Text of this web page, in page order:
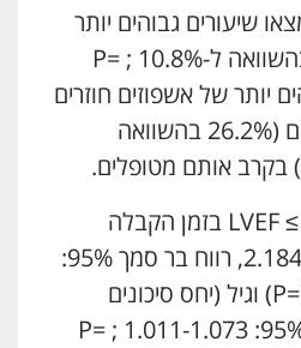
שיעורים גבוהים יותר
(25.2% בהשוואה ל-10.8% ; P=
יותר של אשפוזים חוזרים
בעקבות גורמים לבביים (26.2% בהשוואה
כמו כן, נמצא כי LVEF ≤ 35% בזמן הקבלה
לאשפוז (יחס סיכונים 2.184, רווח בר סמך 95%:
1.231-3.872; P=0.008) וגיל (יחס סיכונים
1.041, רווח בר סמך 95%: 1.011-1.073 ; P=